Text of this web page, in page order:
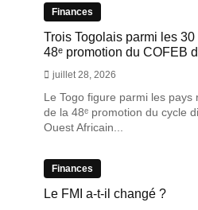
Finances
Trois Togolais parmi les
48ᵉ promotion du COFEB
juillet 28, 2026
Le Togo figure parmi les pays
de la 48ᵉ promotion du cycle
Ouest Africain...
Finances
Le FMI a-t-il changé ?